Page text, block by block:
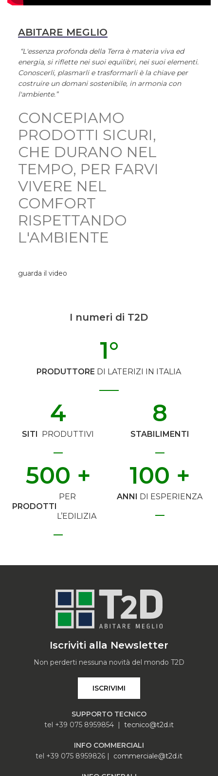
ABITARE MEGLIO
“L'essenza profonda della Terra è materia viva ed
energia, si riflette nei suoi equilibri, nei suoi elementi.
Conoscerli, plasmarli e trasformarli è la chiave per
costruire un domani sostenibile, in armonia con
l'ambiente.”
CONCEPIAMO
PRODOTTI SICURI,
CHE DURANO NEL
TEMPO, PER FARVI
VIVERE NEL
COMFORT
RISPETTANDO
L'AMBIENTE
guarda il video
I numeri di T2D
PRODUTTORE DI LATERIZI IN ITALIA
1°
SITI PRODUTTIVI
4
STABILIMENTI
8
PRODOTTI
PER
L’EDILIZIA
500 +
ANNI DI ESPERIENZA
100 +
Iscriviti alla Newsletter
Non perderti nessuna novità del mondo T2D
ISCRIVIMI
SUPPORTO TECNICO
tel +39 075 8959854 | tecnico@t2d.it
INFO COMMERCIALI
tel +39 075 8959826 | commerciale@t2d.it